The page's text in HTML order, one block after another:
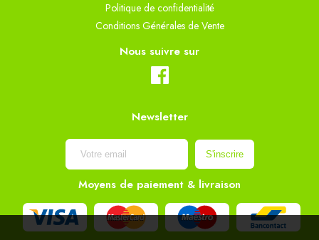
Politique de confidentialité
Conditions Générales de Vente
Nous suivre sur
Newsletter
Moyens de paiement & livraison